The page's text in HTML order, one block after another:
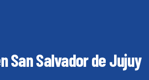
San Salvador de Jujuy